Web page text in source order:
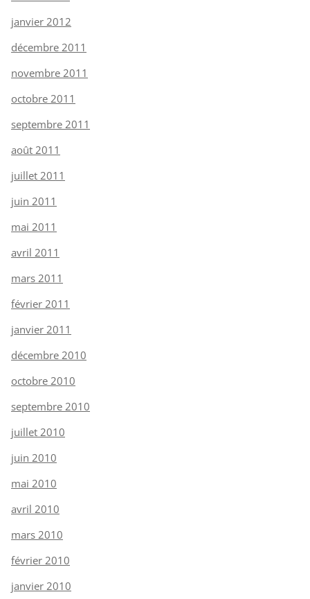
janvier 2012
décembre 2011
novembre 2011
octobre 2011
septembre 2011
août 2011
juillet 2011
juin 2011
mai 2011
avril 2011
mars 2011
février 2011
janvier 2011
décembre 2010
octobre 2010
septembre 2010
juillet 2010
juin 2010
mai 2010
avril 2010
mars 2010
février 2010
janvier 2010